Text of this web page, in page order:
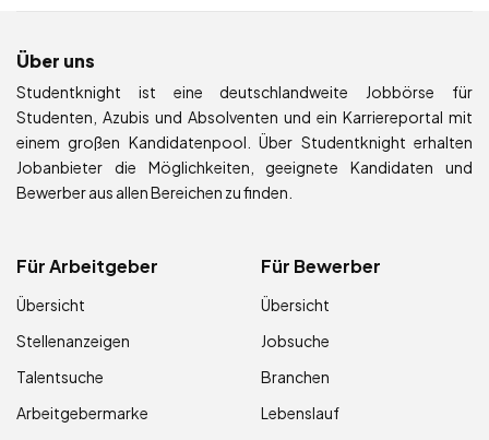
Über uns
Studentknight ist eine deutschlandweite Jobbörse für
Studenten, Azubis und Absolventen und ein Karriereportal mit
einem großen Kandidatenpool. Über Studentknight erhalten
Jobanbieter die Möglichkeiten, geeignete Kandidaten und
Bewerber aus allen Bereichen zu finden.
Für Arbeitgeber
Übersicht
Stellenanzeigen
Talentsuche
Arbeitgebermarke
Für Bewerber
Übersicht
Jobsuche
Branchen
Lebenslauf